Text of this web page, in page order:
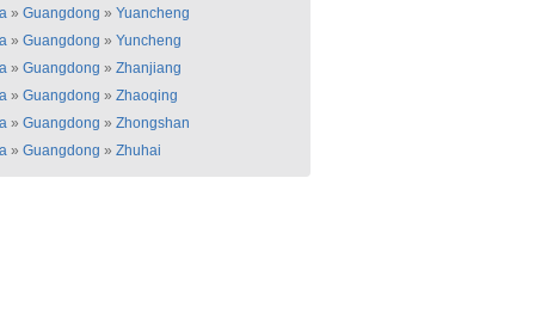
» Guangdong » Yuancheng
» Guangdong » Yuncheng
» Guangdong » Zhanjiang
» Guangdong » Zhaoqing
» Guangdong » Zhongshan
» Guangdong » Zhuhai